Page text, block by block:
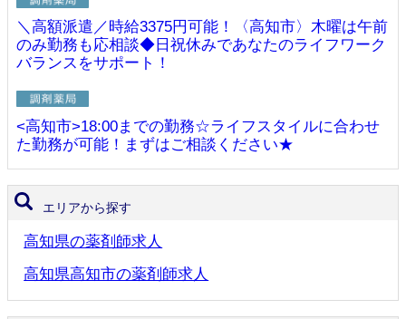
＼高額派遣／時給3375円可能！〈高知市〉木曜は午前
のみ勤務も応相談◆日祝休みであなたのライフワーク
バランスをサポート！
<高知市>18:00までの勤務☆ライフスタイルに合わせ
た勤務が可能！まずはご相談ください★
エリアから探す
高知県の薬剤師求人
高知県高知市の薬剤師求人